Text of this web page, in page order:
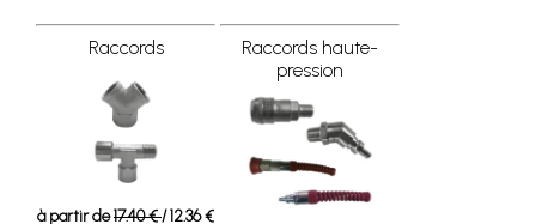
Raccords
à partir de17.40 €/ 12.36 €
Raccords haute-
pression